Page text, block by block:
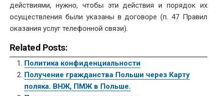
действиями, нужно, чтобы эти действия и порядок их
осуществления были указаны в договоре (п. 47 Правил
оказания услуг телефонной связи).
Related Posts:
Политика конфиденциальности
Получение гражданства Польши через Карту
поляка. ВНЖ, ПМЖ в Польше.